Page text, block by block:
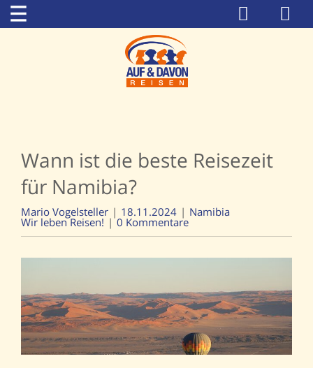
Wann ist die beste Reisezeit
für Namibia?
Mario Vogelsteller 18.11.2024 Namibia
Wir leben Reisen! 0 Kommentare